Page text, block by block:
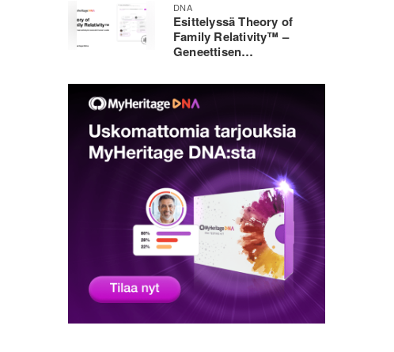
DNA
Esittelyssä Theory of
Family Relativity™ –
Geneettisen
mullistaja